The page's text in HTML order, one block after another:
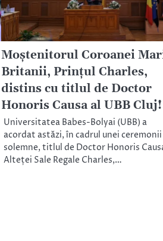
Moștenitorul Coroanei
Britanii, Prințul Charles,
distins cu titlul de Doctor
Honoris Causa al UBB Cluj!
Universitatea Babes-Bolyai (UBB) a
acordat astăzi, în cadrul unei ceremonii
solemne, titlul de Doctor Honoris
Alteței Sale Regale Charles,…